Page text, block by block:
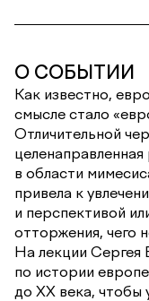
О СОБЫТИИ
Как известно,
смысле стало
Отличительной
в области
привела к
и перспективой
отторжения, чего
На лекции Сергея
по истории
до ХХ века, чтобы